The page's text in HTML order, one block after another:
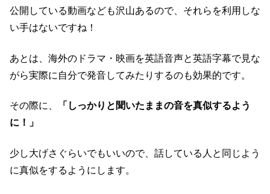
公開している動画なども沢山あるので、それらを利用しな
い手はないですね！
あとは、海外のドラマ・映画を英語音声と英語字幕で見な
がら実際に自分で発音してみたりするのも効果的です。
その際に、
「しっかりと聞いたままの音を真似するよう
に！」
少し大げさぐらいでもいいので、話している人と同じよう
に真似をするようにします。